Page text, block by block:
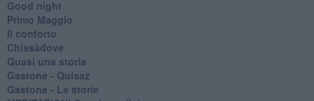
Good night
Primo Maggio
Il conforto
Chissàdove
Quasi una storia
Gastone - Quisaz
Gastone - Le storie